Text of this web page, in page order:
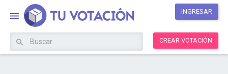
INGRESAR
CREAR VOTACIÓN